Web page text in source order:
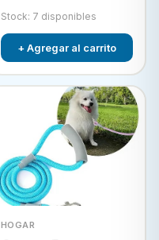
Stock: 7 disponibles
+ Agregar al carrito
HOGAR